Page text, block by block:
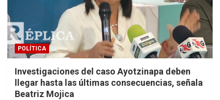
POLÍTICA
Investigaciones del caso Ayotzinapa deben
llegar hasta las últimas consecuencias, señala
Beatriz Mojica